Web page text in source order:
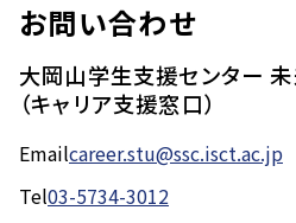
お問い合わせ
大岡山学生支援センター
（キャリア支援窓口）
Emailcareer.stu@ssc.isct.ac.jp
Tel03-5734-3012